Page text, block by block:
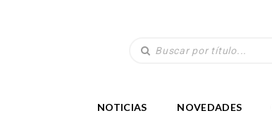
NOTICIAS NOVEDADES